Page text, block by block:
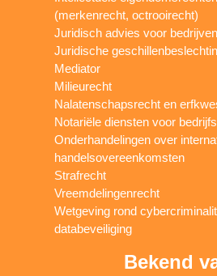
(merkenrecht, octrooirecht)
Juridisch advies voor bedrijven
Juridische
Mediator
Milieurecht
Nalatenschapsrecht en
Notariële diensten voor
Onderhandelingen over
handelsovereenkomsten
Strafrecht
Vreemdelingenrecht
Wetgeving rond
databeveiliging
Bekend